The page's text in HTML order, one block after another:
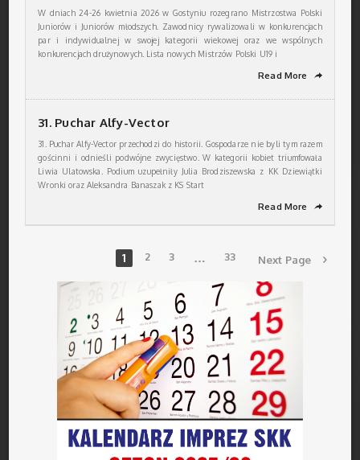
W dniach 24-26 kwietnia 2026 w Gostyniu rozegrano Mistrzostwa Polski
Juniorów i Juniorów młodszych. Zawodnicy rywalizowali w konkurencjach
par i indywidualnej w swojej kategorii wiekowej oraz we wspólnych
konkurencjach drużynowych. Lista nowych Mistrzów Polski U19 i
Read More ➦
31. Puchar Alfy-Vector
31. Puchar Alfy-Vector przechodzi do historii. Gospodarze nie byli tym razem
gościnni i odnieśli podwójne zwycięstwo. W kategorii kobiet triumfowała
Liwia Ulatowska. Podium uzupełniły Julia Brodziszewska z KK Dziewiątki
Wronki oraz Aleksandra Banaszak z KS Start
Read More ➦
1 2 3 … 33 Next Page 